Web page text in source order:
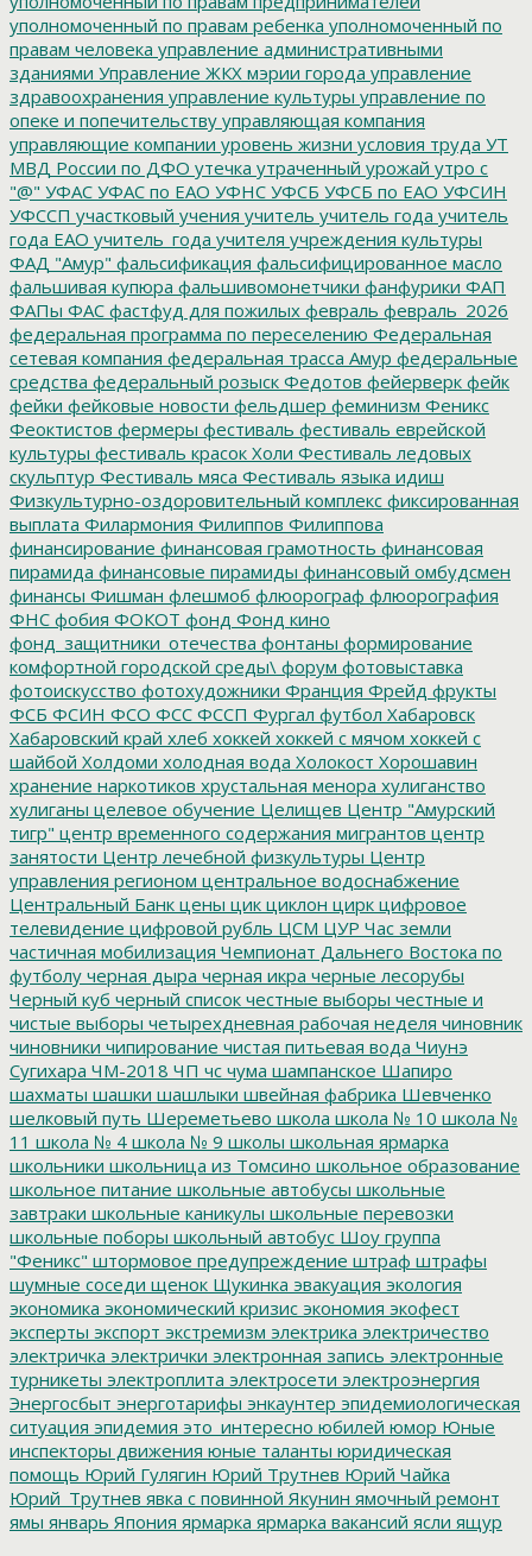
уполномоченный по правам ребенка уполномоченный по
правам человека управление административными
зданиями Управление ЖКХ мэрии города управление
здравоохранения управление культуры управление по
опеке и попечительству управляющая компания
управляющие компании уровень жизни условия труда УТ
МВД России по ДФО утечка утраченный урожай утро с
"@" УФАС УФАС по ЕАО УФНС УФСБ УФСБ по ЕАО УФСИН
УФССП участковый учения учитель учитель года учитель
года ЕАО учитель_года учителя учреждения культуры
ФАД "Амур" фальсификация фальсифицированное масло
фальшивая купюра фальшивомонетчики фанфурики ФАП
ФАПы ФАС фастфуд для пожилых февраль февраль_2026
федеральная программа по переселению Федеральная
сетевая компания федеральная трасса Амур федеральные
средства федеральный розыск Федотов фейерверк фейк
фейки фейковые новости фельдшер феминизм Феникс
Феоктистов фермеры фестиваль фестиваль еврейской
культуры фестиваль красок Холи Фестиваль ледовых
скульптур Фестиваль мяса Фестиваль языка идиш
Физкультурно-оздоровительный комплекс фиксированная
выплата Филармония Филиппов Филиппова
финансирование финансовая грамотность финансовая
пирамида финансовые пирамиды финансовый омбудсмен
финансы Фишман флешмоб флюорограф флюорография
ФНС фобия ФОКОТ фонд Фонд кино
фонд_защитники_отечества фонтаны формирование
комфортной городской среды\ форум фотовыставка
фотоискусство фотохудожники Франция Фрейд фрукты
ФСБ ФСИН ФСО ФСС ФССП Фургал футбол Хабаровск
Хабаровский край хлеб хоккей хоккей с мячом хоккей с
шайбой Холдоми холодная вода Холокост Хорошавин
хранение наркотиков хрустальная менора хулиганство
хулиганы целевое обучение Целищев Центр "Амурский
тигр" центр временного содержания мигрантов центр
занятости Центр лечебной физкультуры Центр
управления регионом центральное водоснабжение
Центральный Банк цены цик циклон цирк цифровое
телевидение цифровой рубль ЦСМ ЦУР Час земли
частичная мобилизация Чемпионат Дальнего Востока по
футболу черная дыра черная икра черные лесорубы
Черный куб черный список честные выборы честные и
чистые выборы четырехдневная рабочая неделя чиновник
чиновники чипирование чистая питьевая вода Чиунэ
Сугихара ЧМ-2018 ЧП чс чума шампанское Шапиро
шахматы шашки шашлыки швейная фабрика Шевченко
шелковый путь Шереметьево школа школа № 10 школа №
11 школа № 4 школа № 9 школы школьная ярмарка
школьники школьница из Томсино школьное образование
школьное питание школьные автобусы школьные
завтраки школьные каникулы школьные перевозки
школьные поборы школьный автобус Шоу группа
"Феникс" штормовое предупреждение штраф штрафы
шумные соседи щенок Щукинка эвакуация экология
экономика экономический кризис экономия экофест
эксперты экспорт экстремизм электрика электричество
электричка электрички электронная запись электронные
турникеты электроплита электросети электроэнергия
Энергосбыт энерготарифы энкаунтер эпидемиологическая
ситуация эпидемия это_интересно юбилей юмор Юные
инспекторы движения юные таланты юридическая
помощь Юрий Гулягин Юрий Трутнев Юрий Чайка
Юрий_Трутнев явка с повинной Якунин ямочный ремонт
ямы январь Япония ярмарка ярмарка вакансий ясли ящур